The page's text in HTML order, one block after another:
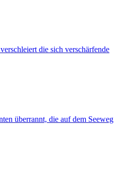
die sich verschärfende
überrannt, die auf dem Seeweg